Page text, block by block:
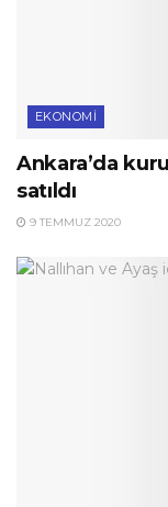
EKONOMI
Ankara’da
satıldı
9 TEMMUZ 2020